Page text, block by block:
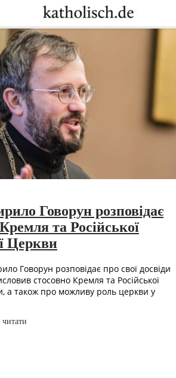
Говорун розповідає
та Російської
Церкви
Говорун розповідає про свої досвіди
стосовно Кремля та Російської
а також про можливу роль церкви у
читати